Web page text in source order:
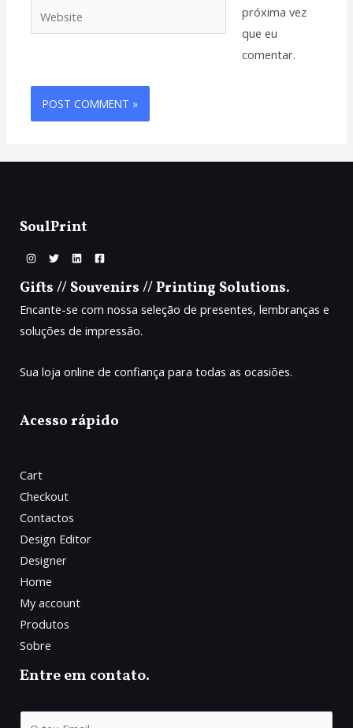
Website
próxima vez
que eu
comentar.
SoulPrint
Gifts // Souvenirs // Printing Solutions.
Encante-se com nossa seleção de presentes, lembranças e
soluções de impressão.
Sua loja online de confiança para todas as ocasiões.
Acesso rápido
Cart
Checkout
Contactos
Design Editor
Designer
Home
My account
Produtos
Sobre
Entre em contato.